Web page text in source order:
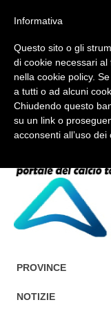
FORUM-ACCEDI
Accedi / Registrati
PROVINCE
EDIZIONE:
NOTIZIE
Informativa
Questo sito o gli
di cookie necessari
nella cookie policy.
a tutti o ad alcuni
Chiudendo questo
su un link o
acconsenti all’uso dei